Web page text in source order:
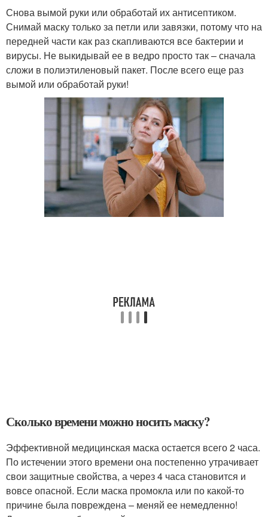
Снова вымой руки или обработай их антисептиком.
Снимай маску только за петли или завязки, потому что на
передней части как раз скапливаются все бактерии и
вирусы. Не выкидывай ее в ведро просто так – сначала
сложи в полиэтиленовый пакет. После всего еще раз
вымой или обработай руки!
Сколько времени можно носить маску?
Эффективной медицинская маска остается всего 2 часа.
По истечении этого времени она постепенно утрачивает
свои защитные свойства, а через 4 часа становится и
вовсе опасной. Если маска промокла или по какой-то
причине была повреждена – меняй ее немедленно!